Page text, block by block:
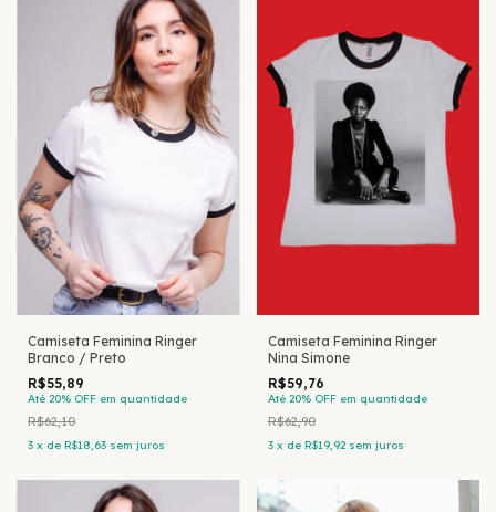
Camiseta Feminina Ringer
Branco / Preto
R$55,89
Até 20% OFF em quantidade
R$62,10
3 x de R$18,63 sem juros
Camiseta Feminina Ringer
Nina Simone
R$59,76
Até 20% OFF em quantidade
R$62,90
3 x de R$19,92 sem juros